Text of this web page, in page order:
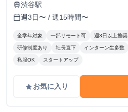
train渋谷駅
calendar_today週3日〜 / 週15時間〜
全学年対象 一部リモート可 週3日以上推奨
研修制度あり 社長直下 インターン生多数
私服OK スタートアップ
gradeお気に入り